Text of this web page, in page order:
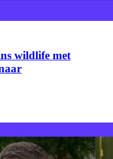
wildlife met